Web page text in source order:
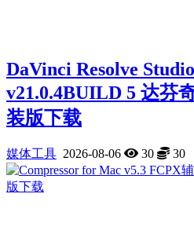
DaVinci Resolve
v21.0.4BUILD 5 达芬
装版下载
媒体工具 2026-08-06 30 30